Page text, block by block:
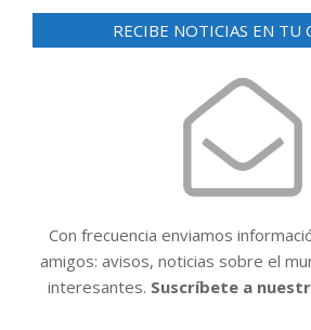
entradasRECIBE NOTICIAS EN TU
Con frecuencia enviamos
amigos: avisos, noticias sobre el
interesantes. Suscríbete a